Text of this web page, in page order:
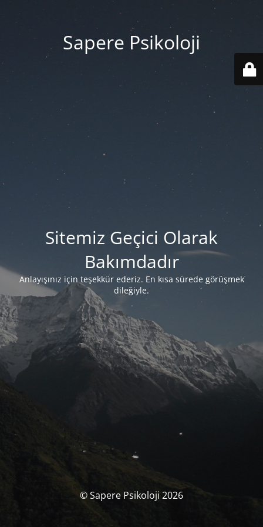
Sapere Psikoloji
Sitemiz Geçici Olarak
Bakımdadır
Anlayışınız için teşekkür ederiz. En kısa sürede görüşmek
dileğiyle.
© Sapere Psikoloji 2026